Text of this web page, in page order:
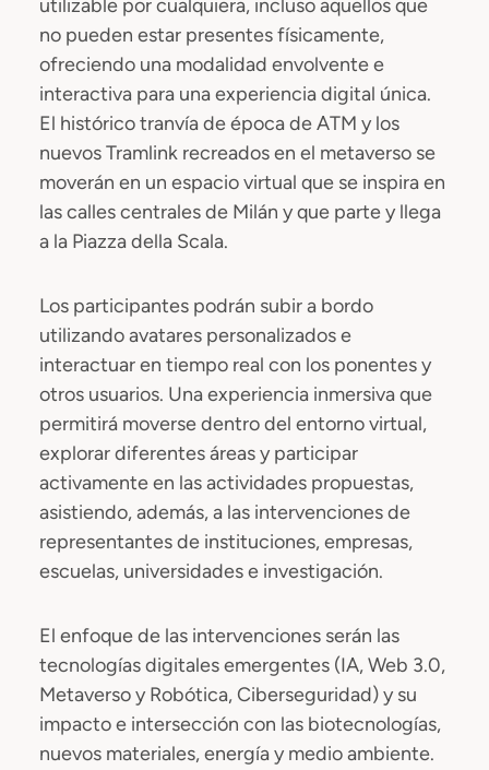
utilizable por cualquiera, incluso aquellos que
no pueden estar presentes físicamente,
ofreciendo una modalidad envolvente e
interactiva para una experiencia digital única.
El histórico tranvía de época de ATM y los
nuevos Tramlink recreados en el metaverso se
moverán en un espacio virtual que se inspira en
las calles centrales de Milán y que parte y llega
a la Piazza della Scala.
Los participantes podrán subir a bordo
utilizando avatares personalizados e
interactuar en tiempo real con los ponentes y
otros usuarios. Una experiencia inmersiva que
permitirá moverse dentro del entorno virtual,
explorar diferentes áreas y participar
activamente en las actividades propuestas,
asistiendo, además, a las intervenciones de
representantes de instituciones, empresas,
escuelas, universidades e investigación.
El enfoque de las intervenciones serán las
tecnologías digitales emergentes (IA, Web 3.0,
Metaverso y Robótica, Ciberseguridad) y su
impacto e intersección con las biotecnologías,
nuevos materiales, energía y medio ambiente.